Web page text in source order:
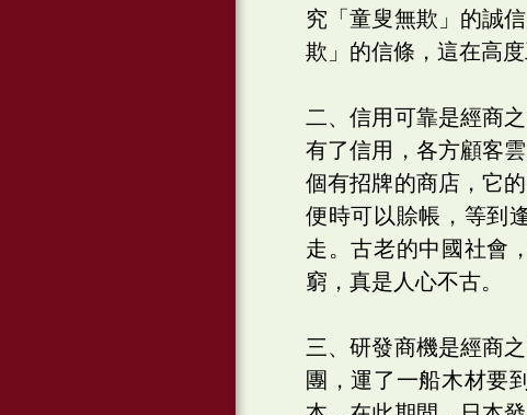
究「童叟無欺」的誠
欺」的信條，這在高
二、信用可靠是經商
有了信用，各方顧客
個有招牌的商店，它
便時可以賒帳，等到
走。古老的中國社會
窮，真是人心不古。
三、研發商機是經商
團，運了一船木材要